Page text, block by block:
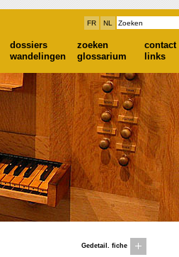
FR NL
dossiers zoeken
contact
wandelingen glossarium links
Gedetail. fiche